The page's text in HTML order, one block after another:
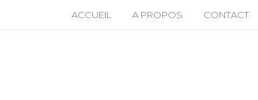
ACCUEIL A PROPOS CONTACT